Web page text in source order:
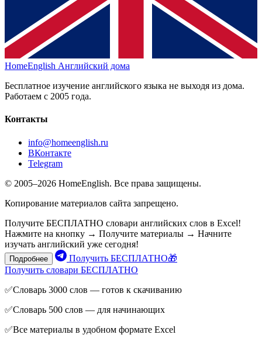
HomeEnglish Английский дома
Бесплатное изучение английского языка не выходя из дома.
Работаем с 2005 года.
Контакты
info@homeenglish.ru
ВКонтакте
Telegram
© 2005–2026 HomeEnglish. Все права защищены.
Копирование материалов сайта запрещено.
Получите БЕСПЛАТНО словари английских слов в Excel!
Нажмите на кнопку → Получите материалы → Начните
изучать английский уже сегодня!
Подробнее
Получить БЕСПЛАТНО🎁
Получить словари БЕСПЛАТНО
✅Словарь 3000 слов — готов к скачиванию
✅Словарь 500 слов — для начинающих
✅Все материалы в удобном формате Excel